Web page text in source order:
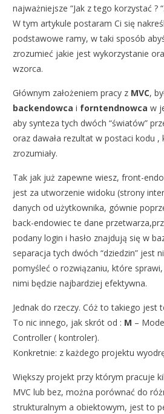
najważniejsze “Jak z tego korzystać ? “.
W tym artykule postaram Ci się
podstawowe ramy, w taki sposób
zrozumieć jakie jest wykorzystanie
wzorca.
Głównym założeniem pracy z MVC,
backendowca i forntendnowca w
aby synteza tych dwóch “światów”
oraz dawała rezultat w postaci kodu ,
zrozumiały.
Tak jak już zapewne wiesz, front-
jest za utworzenie widoku (strony
danych od użytkownika, gównie
back-endowiec te dane
podany login i hasło znajdują się w
separacja tych dwóch “dziedzin” jest
pomyśleć o rozwiązaniu, które
nimi będzie najbardziej efektywna.
Jednak do rzeczy. Cóż to takiego jest
To nic innego, jak skrót od : M –
Controller ( kontroler).
Konkretnie: z każdego projektu
Większy projekt przy którym pracuje
MVC lub bez, można porównać do
strukturalnym a obiektowym, jest to